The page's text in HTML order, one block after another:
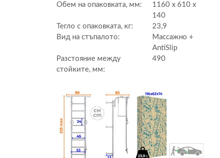
Обем на опаковката, мм:
1160 x 610 x
140
Тегло с опаковката, кг:
23,9
Вид на стъпалото:
Массажно +
AntiSlip
Разстояние между
стойките, мм:
490